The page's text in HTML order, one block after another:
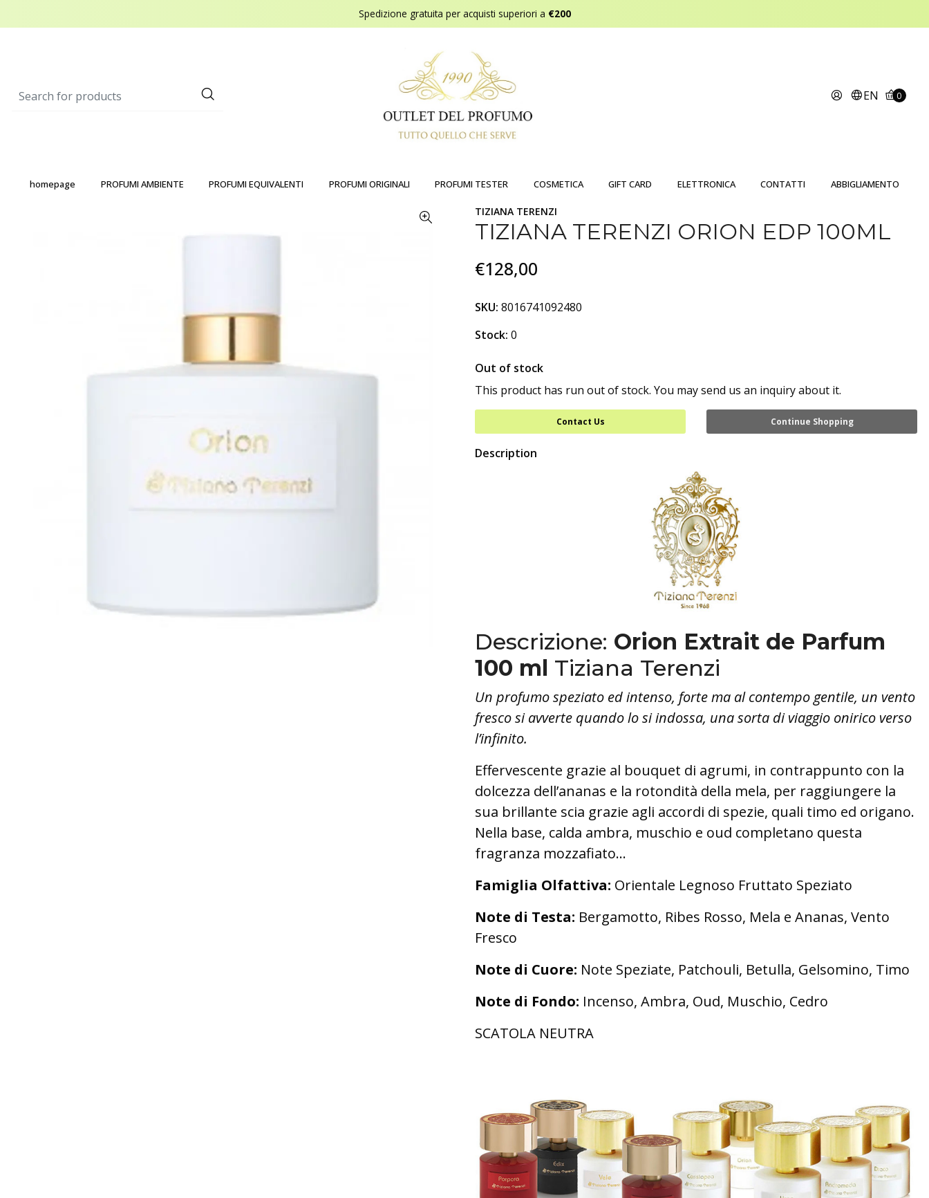
Spedizione gratuita per acquisti superiori a €200
EN 0
homepage PROFUMI AMBIENTE PROFUMI EQUIVALENTI PROFUMI ORIGINALI PROFUMI TESTER COSMETICA GIFT CARD ELETTRONICA CONTATTI ABBIGLIAMENTO
TIZIANA TERENZI
TIZIANA TERENZI ORION EDP 100ML
€128,00
SKU: 8016741092480
Stock: 0
Out of stock
This product has run out of stock. You may send us an inquiry about it.
Contact Us Continue Shopping
Description
Descrizione: Orion Extrait de Parfum
100 ml Tiziana Terenzi
Un profumo speziato ed intenso, forte ma al contempo gentile, un vento
fresco si avverte quando lo si indossa, una sorta di viaggio onirico verso
l’infinito.
Effervescente grazie al bouquet di agrumi, in contrappunto con la
dolcezza dell’ananas e la rotondità della mela, per raggiungere la
sua brillante scia grazie agli accordi di spezie, quali timo ed origano.
Nella base, calda ambra, muschio e oud completano questa
fragranza mozzafiato...
Famiglia Olfattiva: Orientale Legnoso Fruttato Speziato
Note di Testa: Bergamotto, Ribes Rosso, Mela e Ananas, Vento
Fresco
Note di Cuore: Note Speziate, Patchouli, Betulla, Gelsomino, Timo
Note di Fondo: Incenso, Ambra, Oud, Muschio, Cedro
SCATOLA NEUTRA